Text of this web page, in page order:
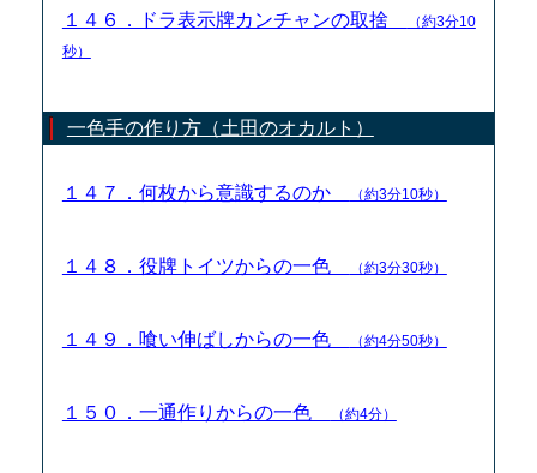
１４６．ドラ表示牌カンチャンの取捨
（約3分10
秒）
一色手の作り方（土田のオカルト）
１４７．何枚から意識するのか （約3分10秒）
１４８．役牌トイツからの一色 （約3分30秒）
１４９．喰い伸ばしからの一色 （約4分50秒）
１５０．一通作りからの一色 （約4分）